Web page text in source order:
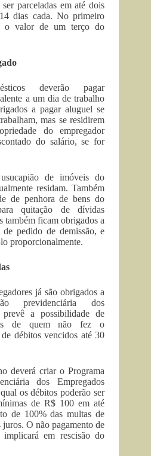
parceladas em até dois
dias cada. No primeiro
o valor de um terço do
deverão pagar
a um dia de trabalho
a pagar aluguel se
mas se residirem
do empregador
do salário, se for
de imóveis do
residam. Também
de penhora de bens do
quitação de dívidas
também ficam obrigados a
pedido de demissão, e
proporcionalmente.
já são obrigados a
previdenciária dos
a possibilidade de
de quem não fez o
débitos vencidos até 30
deverá criar o Programa
dos Empregados
os débitos poderão ser
de R$ 100 em até
de 100% das multas de
O não pagamento de
implicará em rescisão do